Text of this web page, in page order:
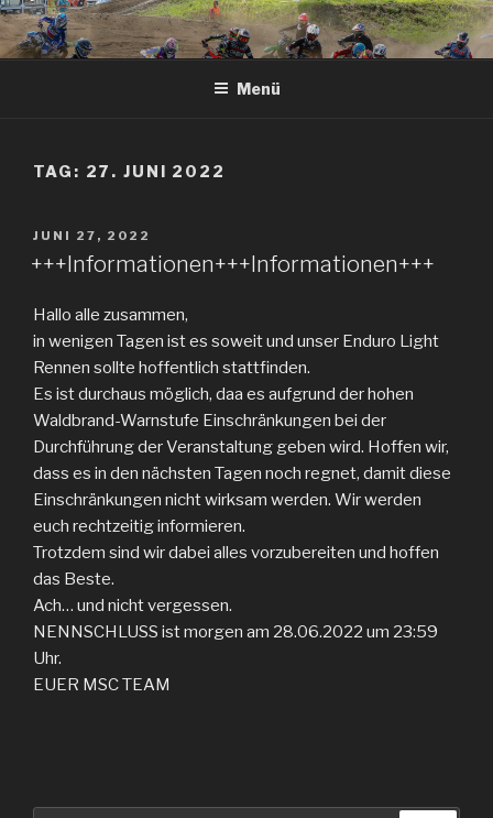
Zum
Inhalt
springen
Menü
TAG: 27. JUNI 2022
VERÖFFENTLICHT
AM
JUNI 27, 2022
+++Informationen+++Informationen+++
Hallo alle zusammen,
in wenigen Tagen ist es soweit und unser Enduro Light
Rennen sollte hoffentlich stattfinden.
Es ist durchaus möglich, daa es aufgrund der hohen
Waldbrand-Warnstufe Einschränkungen bei der
Durchführung der Veranstaltung geben wird. Hoffen wir,
dass es in den nächsten Tagen noch regnet, damit diese
Einschränkungen nicht wirksam werden. Wir werden
euch rechtzeitig informieren.
Trotzdem sind wir dabei alles vorzubereiten und hoffen
das Beste.
Ach… und nicht vergessen.
NENNSCHLUSS ist morgen am 28.06.2022 um 23:59
Uhr.
EUER MSC TEAM